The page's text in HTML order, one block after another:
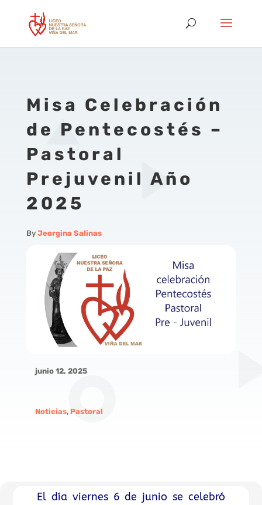
Misa Celebración
de Pentecostés –
Pastoral
Prejuvenil Año
2025
By Jeorgina Salinas
junio 12, 2025
Noticias, Pastoral
El día viernes 6 de junio se celebró